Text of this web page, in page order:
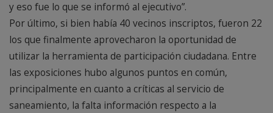
y eso fue lo que se informó al ejecutivo”.
Por último, si bien había 40 vecinos inscriptos, fueron 22
los que finalmente aprovecharon la oportunidad de
utilizar la herramienta de participación ciudadana. Entre
las exposiciones hubo algunos puntos en común,
principalmente en cuanto a críticas al servicio de
saneamiento, la falta información respecto a la